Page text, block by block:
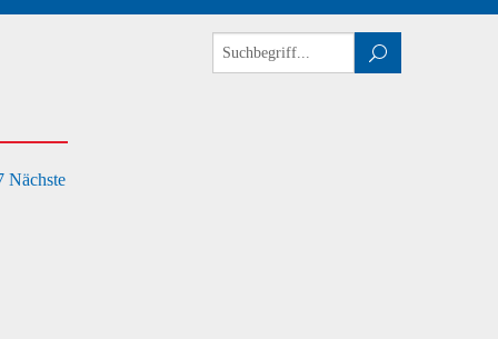
Nächste